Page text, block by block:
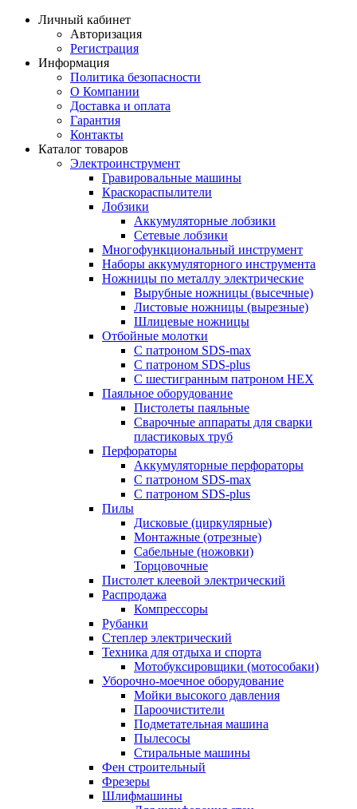
Личный кабинет
Авторизация
Регистрация
Информация
Политика безопасности
О Компании
Доставка и оплата
Гарантия
Контакты
Каталог товаров
Электроинструмент
Гравировальные машины
Краскораспылители
Лобзики
Аккумуляторные лобзики
Сетевые лобзики
Многофункциональный инструмент
Наборы аккумуляторного инструмента
Ножницы по металлу электрические
Вырубные ножницы (высечные)
Листовые ножницы (вырезные)
Шлицевые ножницы
Отбойные молотки
С патроном SDS-max
С патроном SDS-plus
С шестигранным патроном HEX
Паяльное оборудование
Пистолеты паяльные
Сварочные аппараты для сварки
пластиковых труб
Перфораторы
Аккумуляторные перфораторы
С патроном SDS-max
С патроном SDS-plus
Пилы
Дисковые (циркулярные)
Монтажные (отрезные)
Сабельные (ножовки)
Торцовочные
Пистолет клеевой электрический
Распродажа
Компрессоры
Рубанки
Степлер электрический
Техника для отдыха и спорта
Мотобуксировщики (мотособаки)
Уборочно-моечное оборудование
Мойки высокого давления
Пароочистители
Подметательная машина
Пылесосы
Стиральные машины
Фен строительный
Фрезеры
Шлифмашины